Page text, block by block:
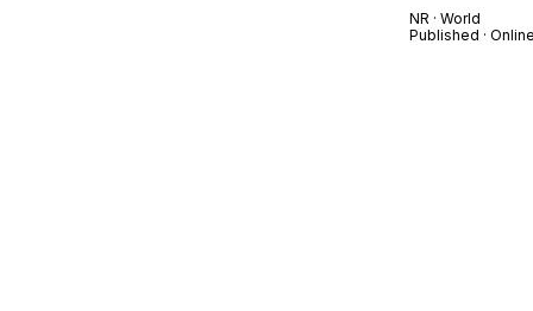
NR · World
Published ·